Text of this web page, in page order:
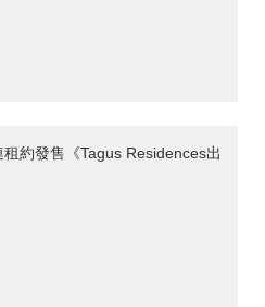
約發售《Tagus Residences出